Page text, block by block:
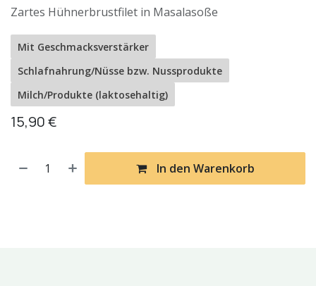
Zartes Hühnerbrustfilet in Masalasoße
Mit Geschmacksverstärker
Schlafnahrung/Nüsse bzw. Nussprodukte
Milch/Produkte (laktosehaltig)
15,90€
In den Warenkorb